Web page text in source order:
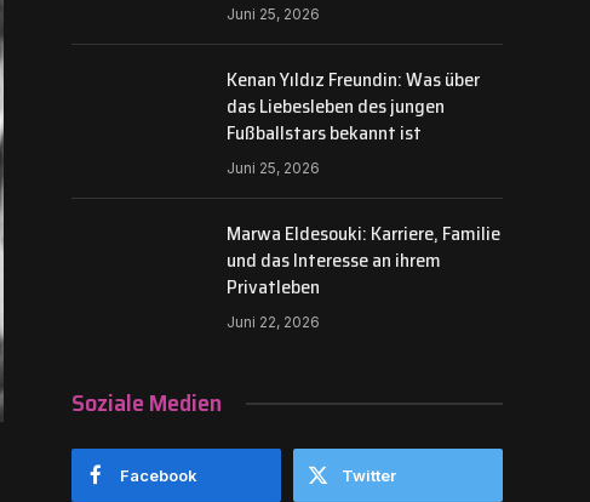
Juni 25, 2026
Kenan Yıldız Freundin: Was über
das Liebesleben des jungen
Fußballstars bekannt ist
Juni 25, 2026
Marwa Eldesouki: Karriere, Familie
und das Interesse an ihrem
Privatleben
Juni 22, 2026
Soziale Medien
Facebook Twitter